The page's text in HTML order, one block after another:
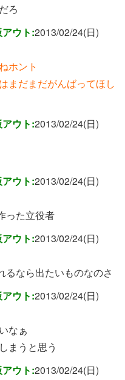
ろ
ウト:2013/02/24(日)
ホント
まだまだがんばってほし
ウト:2013/02/24(日)
ウト:2013/02/24(日)
った立役者
ウト:2013/02/24(日)
なら出たいものなのさ
ウト:2013/02/24(日)
なぁ
まうと思う
ウト:2013/02/24(日)